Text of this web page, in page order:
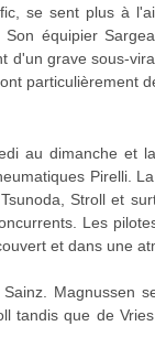
se sent plus à
équipier
d'un grave sous-
particulièrement
au dimanche et
Pirelli.
Stroll et
Les
et dans une
Magnussen
tandis que de